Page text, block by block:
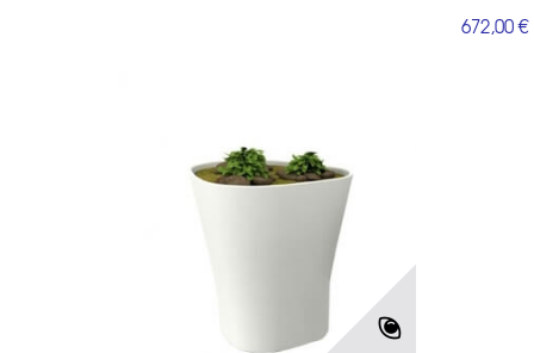
672,00 €